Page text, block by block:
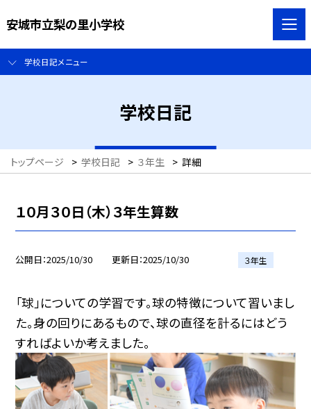
安城市立梨の里小学校
学校日記メニュー
学校日記
トップページ > 学校日記 > ３年生 > 詳細
１０月３０日（木）３年生算数
公開日 2025/10/30 更新日 2025/10/30 ３年生
「球」についての学習です。球の特徴について習いまし
た。身の回りにあるもので、球の直径を計るにはどう
すればよいか考えました。